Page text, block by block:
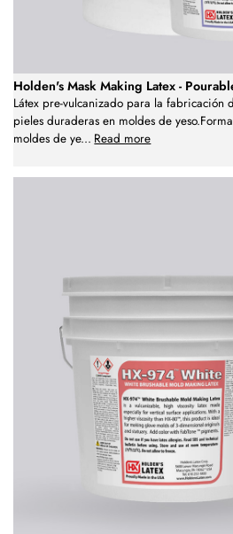
Holden's Mask Making Latex -
Látex pre-vulcanizado para la fabricación
pieles duraderas en moldes de
moldes de ye... Read more